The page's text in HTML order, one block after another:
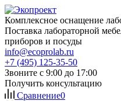
Комплексное оснащение
Поставка лабораторной
приборов и посуды
info@ecoprolab.ru
+7 (495) 125-35-50
Звоните с 9:00 до 17:00
Получить консультацию
Сравнение0